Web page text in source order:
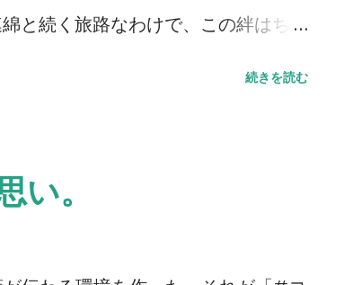
て続いていっていることに、誕生日
だが、綺麗なコレオを作るとか、迫
そのサポートを。 今日は誕生日で
レッソ大阪に関わる方々のKindleの
と続く旅路なわけで、この絆はちょ
る。ふと胸が熱くなる。やってきた
、正しいものではないことも重々理
は、決して間違ってもいなかった
続きを読む
い。